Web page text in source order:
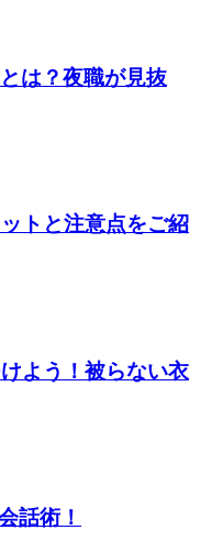
は？夜職が見抜
トと注意点をご紹
よう！被らない衣
話術！